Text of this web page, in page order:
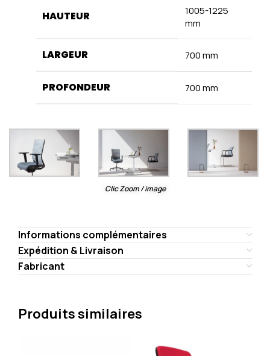
HAUTEUR
1005-1225
mm
LARGEUR 700 mm
PROFONDEUR 700 mm
Clic Zoom / image
Informations complémentaires
Expédition & Livraison
Fabricant
Produits similaires